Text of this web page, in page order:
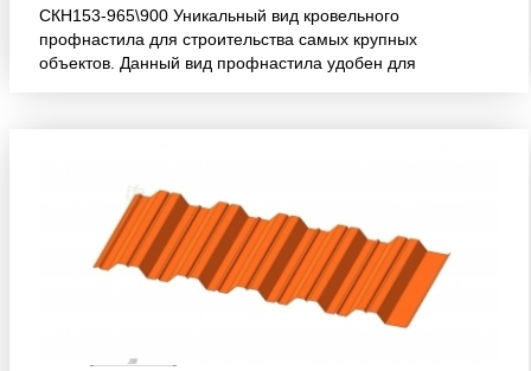
СКН153-965\900 Уникальный вид кровельного
профнастила для строительства самых крупных
объектов. Данный вид профнастила удобен для